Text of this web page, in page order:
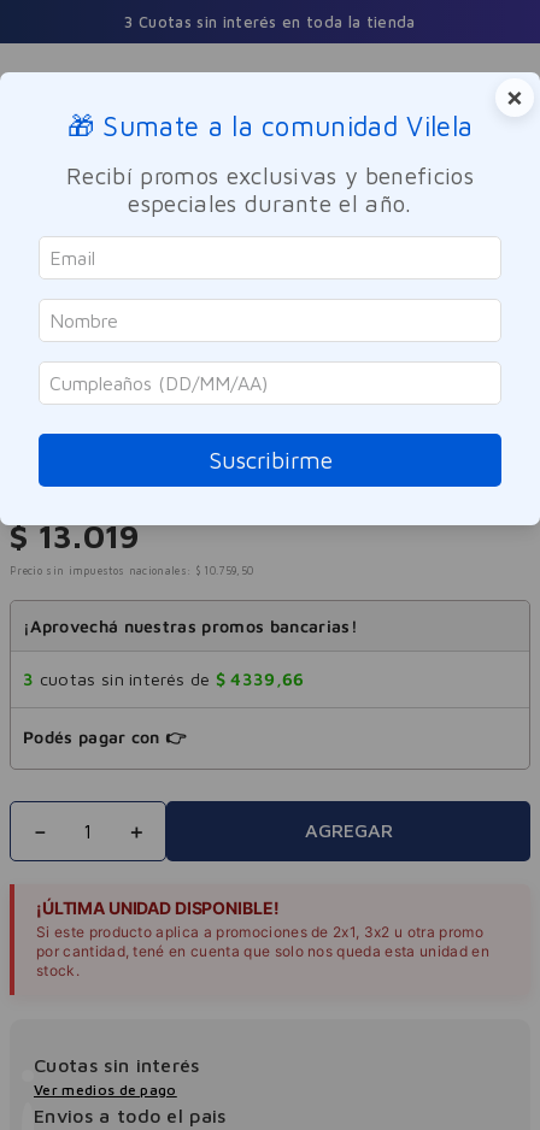
3 Cuotas sin interés en toda la tienda
Buscar
Bebes y Maternidad Higiene y Cuidado del Bebé
Johnson & Johnson
Acondicionador Johnsons Baby
Original 400ml
Referencia:-314478
$ 13.019
Precio sin impuestos nacionales: $ 10.759, 50
¡Aprovechá nuestras promos bancarias!
3 cuotas sin interés de $ 4339 ,66
Podés pagar con 👉
＋
－ AGREGAR
¡ÚLTIMA UNIDAD DISPONIBLE!
Si este producto aplica a promociones de 2x1, 3x2 u otra promo
por cantidad, tené en cuenta que solo nos queda esta unidad en
stock.
Cuotas sin interés
Ver medios de pago
Envios a todo el pais
×
🎁 Sumate a la comunidad Vilela
Recibí promos exclusivas y beneficios
especiales durante el año.
Suscribirme